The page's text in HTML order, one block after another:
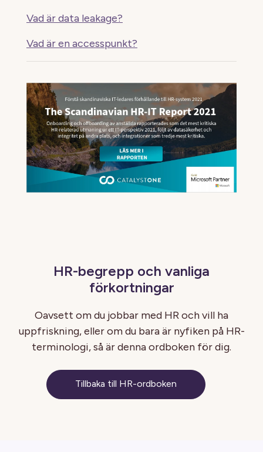
Vad är data leakage?
Vad är en accesspunkt?
HR-begrepp och vanliga
förkortningar
Oavsett om du jobbar med HR och vill ha
uppfriskning, eller om du bara är nyfiken på HR-
terminologi, så är denna ordboken för dig.
Tillbaka till HR-ordboken